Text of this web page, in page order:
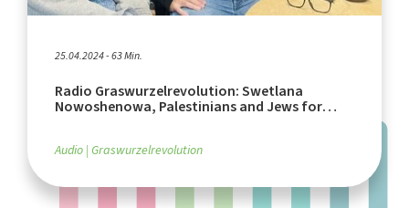
25.04.2024 - 63 Min.
Radio Graswurzelrevolution: Swetlana
Nowoshenowa, Palestinians and Jews for
Audio Graswurzelrevolution